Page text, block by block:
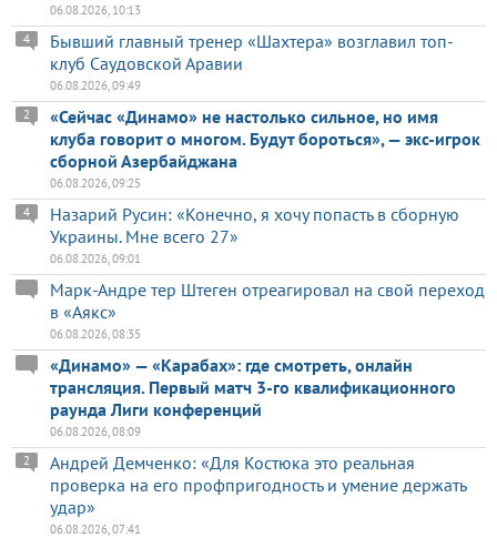
06.08.2026, 10:13
Бывший главный тренер «Шахтера» возглавил топ-
клуб Саудовской Аравии
4
06.08.2026, 09:49
«Сейчас «Динамо» не настолько сильное, но имя
клуба говорит о многом. Будут бороться», — экс-игрок
сборной Азербайджана
2
06.08.2026, 09:25
Назарий Русин: «Конечно, я хочу попасть в сборную
Украины. Мне всего 27»
4
06.08.2026, 09:01
Марк-Андре тер Штеген отреагировал на свой переход
в «Аякс»
06.08.2026, 08:35
«Динамо» — «Карабах»: где смотреть, онлайн
трансляция. Первый матч 3-го квалификационного
раунда Лиги конференций
06.08.2026, 08:09
Андрей Демченко: «Для Костюка это реальная
проверка на его профпригодность и умение держать
удар»
2
06.08.2026, 07:41